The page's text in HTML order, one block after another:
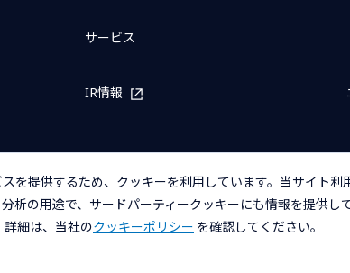
サービス
IR情報
トのご利用条件 プライバシーポリシー アクセシビリティポリシー
を提供するため、クッキーを利用しています。当サイト
析の用途で、サードパーティークッキーにも情報を提供
詳細は、当社のクッキーポリシー を確認してください。